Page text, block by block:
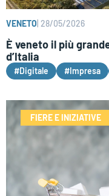
VENETO 28/05/2026
È veneto il più
d’Italia
#Digitale #Impresa
FIERE E INIZIATIVE